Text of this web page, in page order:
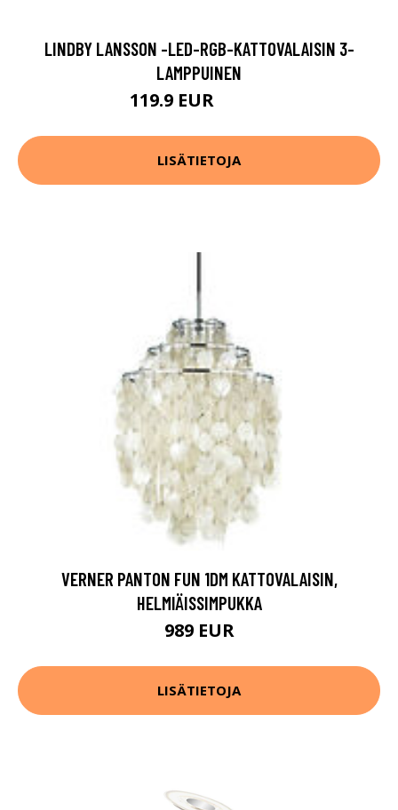
LINDBY LANSSON -LED-RGB-KATTOVALAISIN 3-
LAMPPUINEN
119.9 EUR
LISÄTIETOJA
VERNER PANTON FUN 1DM KATTOVALAISIN,
HELMIÄISSIMPUKKA
989 EUR
LISÄTIETOJA